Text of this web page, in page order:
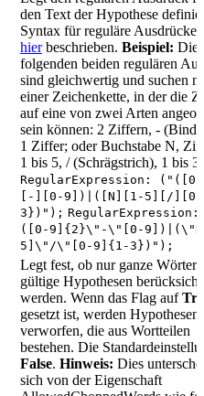
den Text der Hypothese
Syntax für reguläre Ausdrücke
hierbeschrieben. Beispiel: Die
folgenden beiden regulären
sind gleichwertig und suchen
einer Zeichenkette, in der die
auf eine von zwei Arten
sein können: 2 Ziffern, -
1 Ziffer; oder Buchstabe N,
1 bis 5, / (Schrägstrich), 1 bis
RegularExpression:
[-][0-9])|([N][1-5][/][0-
3})");
([0-9]{2}\"-\"[0-
5]\"/\"[0-9]{1-3})");
Legt fest, ob nur ganze Wörter
gültige Hypothesen
werden. Wenn das Flag auf
gesetzt ist, werden Hypothesen
verworfen, die aus Wortteilen
bestehen. Die
False. Hinweis: Dies
sich von der Eigenschaft